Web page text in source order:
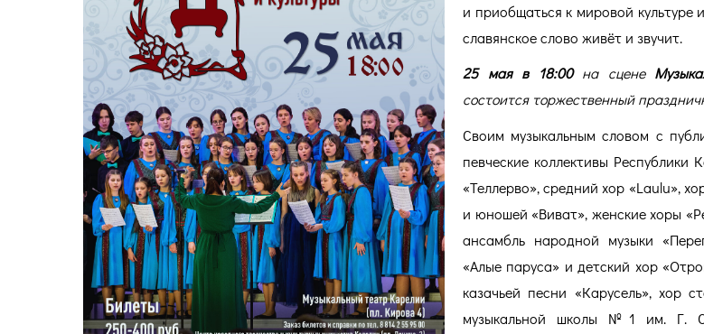
и приобщаться к мировой культуре
славянское слово живёт и звучит.
25 мая в 18:00на сцене
состоится торжественный
Своим музыкальным словом с
певческие коллективы Республики
«Теллерво», средний хор «Laulu»,
и юношей «Виват», женские хоры
ансамбль народной музыки
«Алые паруса» и детский хор
казачьей песни «Карусель», хор
музыкальной школы №1 им. Г.